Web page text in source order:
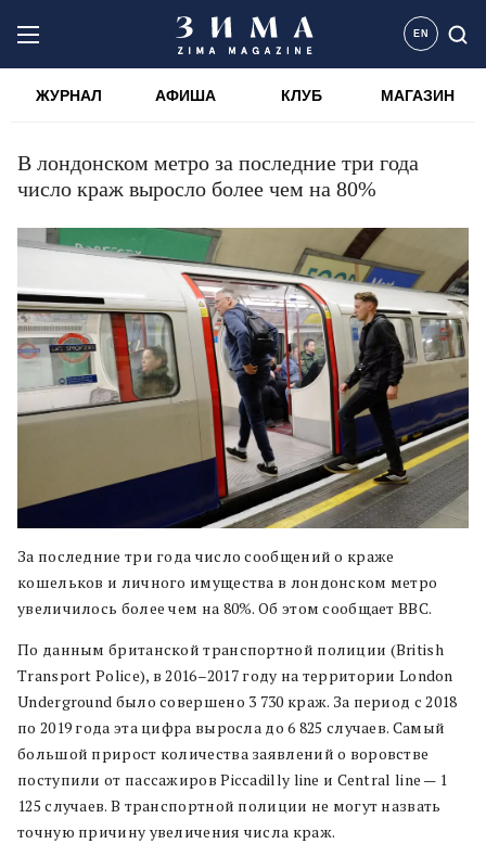
EN
ЖУРНАЛ АФИША КЛУБ МАГАЗИН
В лондонском метро за последние три года
число краж выросло более чем на 80%
За последние три года число сообщений о краже
кошельков и личного имущества в лондонском метро
увеличилось более чем на 80%. Об этом сообщает BBC.
По данным британской транспортной полиции (British
Transport Police), в 2016–2017 году на территории London
Underground было совершено 3 730 краж. За период с 2018
по 2019 года эта цифра выросла до 6 825 случаев. Самый
большой прирост количества заявлений о воровстве
поступили от пассажиров Piccadilly line и Central line — 1
125 случаев. В транспортной полиции не могут назвать
точную причину увеличения числа краж.